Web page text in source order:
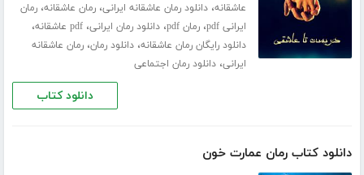
عاشقانه،دانلود رمان عاشقانه ایرانی،رمان عاشقانه،رمان
ایرانی pdf
،رمان pdf ،دانلود رمان ایرانی،pdf عاشقانه ،
دانلود رایگان رمان عاشقانه،دانلود رمان،رمان عاشقانه
ایرانی،دانلود رمان اجتماعی
دانلود کتاب
دانلود کتاب رمان عمارت خون